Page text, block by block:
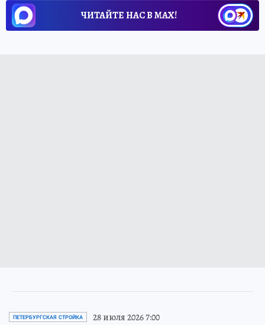
ЧИТАЙТЕ НАС В МАХ!
ПЕТЕРБУРГСКАЯ СТРОЙКА 28 июля 2026 7:00